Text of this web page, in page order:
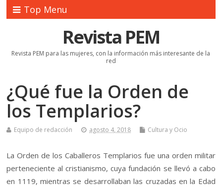
Top Menu
Revista PEM
Revista PEM para las mujeres, con la información más interesante de la
red
¿Qué fue la Orden de
los Templarios?
Equipo de redacción agosto 4, 2018 Cultura y Ocio
La Orden de los Caballeros Templarios fue una orden militar
perteneciente al cristianismo, cuya fundación se llevó a cabo
en 1119, mientras se desarrollaban las cruzadas en la Edad